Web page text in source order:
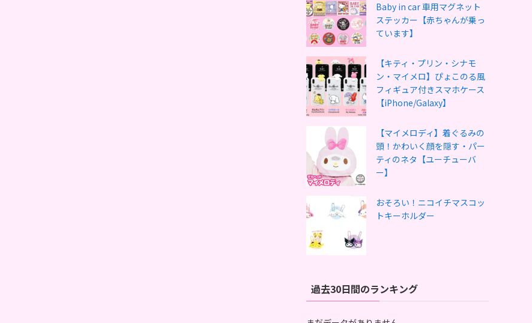
Baby in car 車用マグネット
ステッカー【赤ちゃんが乗っ
ています】
【キティ・プリン・シナモ
ン・マイメロ】ぴょこのる風
フィギュア付きスマホケース
【iPhone/Galaxy】
【マイメロディ】着ぐるみの
頭！かわいく顔を隠す・パー
ティのネタ【ユーチューバ
ー】
おそろい！ニコイチマスコッ
トキーホルダー
過去30日間のランキング